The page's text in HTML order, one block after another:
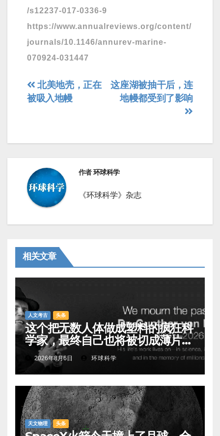
/s12237-017-0336-9
https://www.annualreviews.org/content/
journals/10.1146/annurev-marine-
070924-031447
文
章
航
这座湖被抽干后，连
地幔都受到了影响
北美地壳，正在
被吸入地幔
作者环球科学
《环球科学》杂志
相关文章
人文考古 头条
这个把无数人体做成塑料的疯狂科
学家，最终自己也将被切成薄片展
出2026年8月6日 环球科学
天文物理 头条